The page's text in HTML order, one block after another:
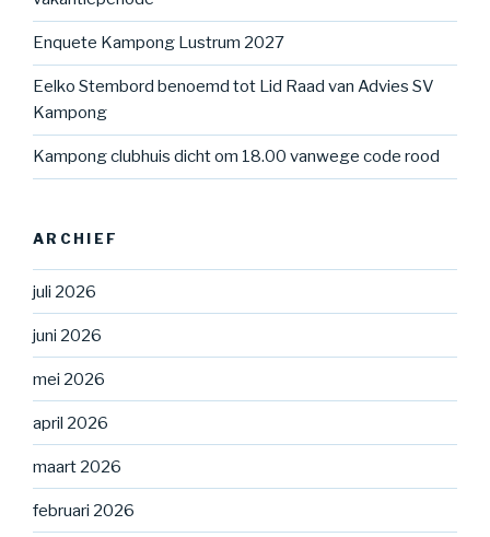
Enquete Kampong Lustrum 2027
Eelko Stembord benoemd tot Lid Raad van Advies SV
Kampong
Kampong clubhuis dicht om 18.00 vanwege code rood
ARCHIEF
juli 2026
juni 2026
mei 2026
april 2026
maart 2026
februari 2026